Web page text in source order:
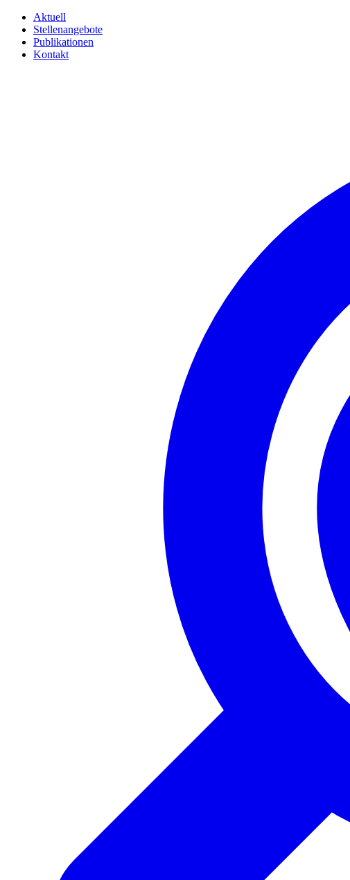
Aktuell
Stellenangebote
Publikationen
Kontakt